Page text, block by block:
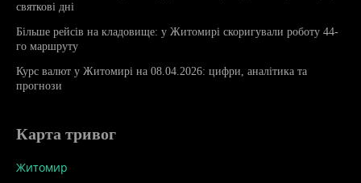
святкові дні
Більше рейсів на кладовище: у Житомирі скоригували роботу 44-
го маршруту
Курс валют у Житомирі на 08.04.2026: цифри, аналітика та
прогнози
Карта тривог
Житомир